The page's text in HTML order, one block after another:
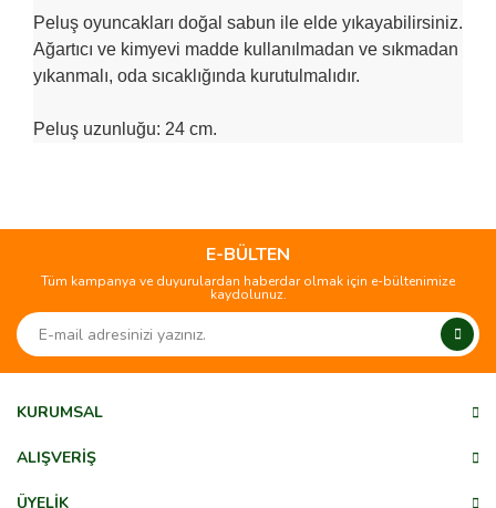
Peluş oyuncakları doğal sabun ile elde yıkayabilirsiniz.
Ağartıcı ve kimyevi madde kullanılmadan ve sıkmadan
yıkanmalı, oda sıcaklığında kurutulmalıdır.
Peluş uzunluğu: 24 cm.
Yorum Yaz
kullanarak tarafımıza iletebilirsiniz.
Görüş ve önerileriniz için teşekkür ederiz.
Ürün açıklamasında eksik bilgiler bulunuyor.
Ürün bilgilerinde hatalar bulunuyor.
E-BÜLTEN
Tüm kampanya ve duyurulardan haberdar olmak için e-bültenimize
kaydolunuz.
KURUMSAL
ALIŞVERİŞ
ÜYELİK